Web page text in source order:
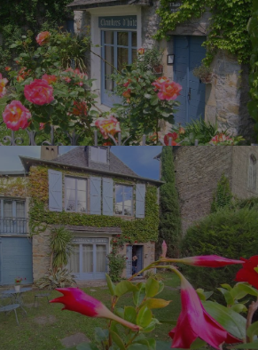
No hem trobat resultats que
Sembla que el nostre cercador ha